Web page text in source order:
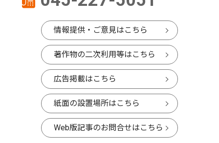
情報提供・ご意見はこちら
著作物の二次利用等はこちら
広告掲載はこちら
紙面の設置場所はこちら
Web版記事のお問合せはこちら